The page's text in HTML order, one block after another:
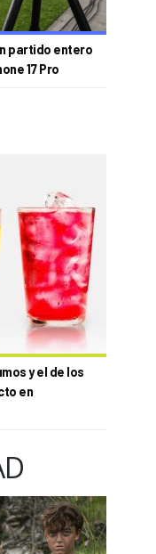
partido entero
17 Pro
y el de los
en